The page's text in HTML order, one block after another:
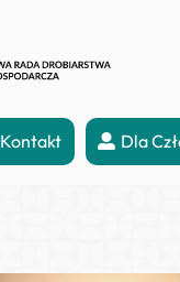
Kontakt Dla